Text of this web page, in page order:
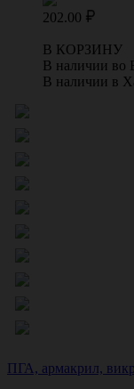
202.00
В КОРЗИНУ
В наличии во
В наличии в
ПГА, армакрил,